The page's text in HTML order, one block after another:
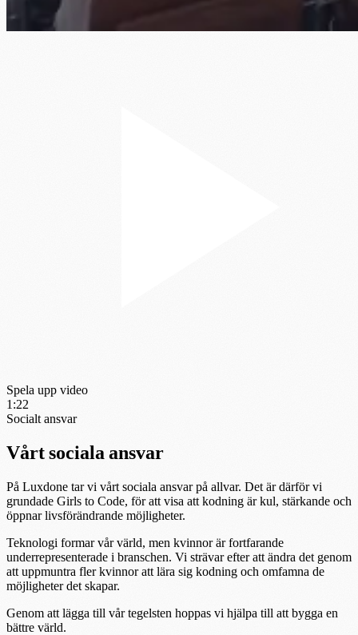
Spela upp video
1:22
Socialt ansvar
Vårt sociala ansvar
På Luxdone tar vi vårt sociala ansvar på allvar. Det är därför vi
grundade Girls to Code, för att visa att kodning är kul, stärkande och
öppnar livsförändrande möjligheter.
Teknologi formar vår värld, men kvinnor är fortfarande
underrepresenterade i branschen. Vi strävar efter att ändra det genom
att uppmuntra fler kvinnor att lära sig kodning och omfamna de
möjligheter det skapar.
Genom att lägga till vår tegelsten hoppas vi hjälpa till att bygga en
bättre värld.